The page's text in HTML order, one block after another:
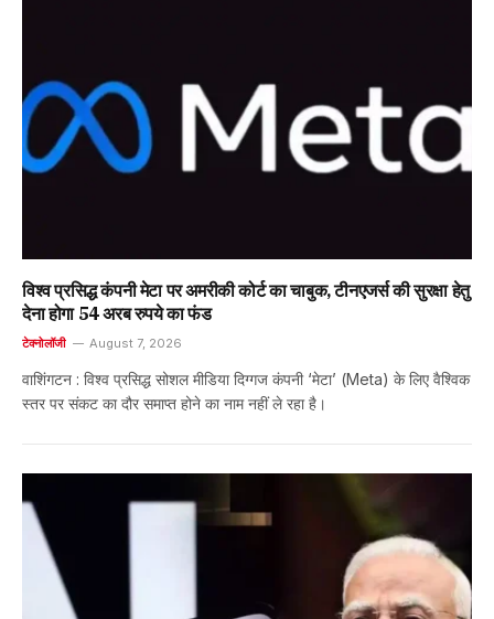
विश्व प्रसिद्ध कंपनी मेटा पर अमरीकी कोर्ट का चाबुक, टीनएजर्स की सुरक्षा हेतु
देना होगा 54 अरब रुपये का फंड
टेक्नोलॉजी August 7, 2026
वाशिंगटन : विश्व प्रसिद्ध सोशल मीडिया दिग्गज कंपनी ‘मेटा’ (Meta) के लिए वैश्विक
स्तर पर संकट का दौर समाप्त होने का नाम नहीं ले रहा है।